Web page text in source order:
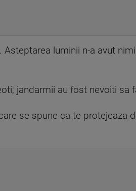
luminii n-a avut
jandarmii au fost nevoiti sa
se spune ca te protejeaza